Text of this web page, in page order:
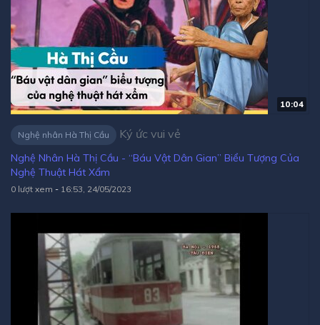
10:04
Nghệ nhân Hà Thị Cầu Ký ức vui vẻ
Nghệ Nhân Hà Thị Cầu - “Báu Vật Dân Gian” Biểu Tượng Của
Nghệ Thuật Hát Xẩm
0 lượt xem - 16:53, 24/05/2023